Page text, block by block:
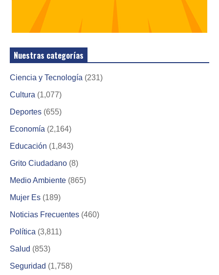
Nuestras categorías
Ciencia y Tecnología (231)
Cultura (1,077)
Deportes (655)
Economía (2,164)
Educación (1,843)
Grito Ciudadano (8)
Medio Ambiente (865)
Mujer Es (189)
Noticias Frecuentes (460)
Política (3,811)
Salud (853)
Seguridad (1,758)